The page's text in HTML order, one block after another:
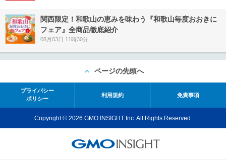
関西限定！和歌山の恵みを味わう『和歌山毎度おおきに
フェア』全商品徹底紹介
08月03日 11時30分
ページの先頭へ
プライバシー
ポリシー
利用規約 免責事項
Copyright © 2026 GMO INSIGHT Inc. All Rights Reserved.